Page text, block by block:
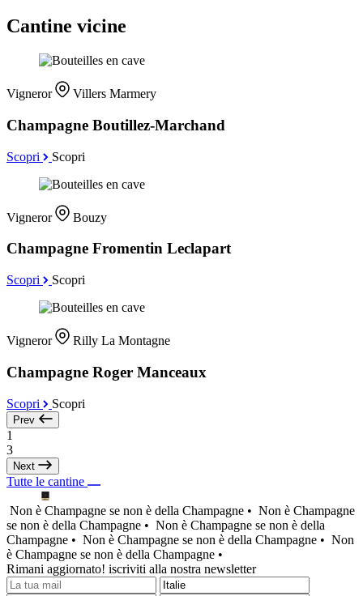
Cantine vicine
Vigneror Villers Marmery
Champagne Boutillez-Marchand
Scopri Scopri
Vigneror Bouzy
Champagne Fromentin Leclapart
Scopri Scopri
Vigneror Rilly La Montagne
Champagne Roger Manceaux
Scopri Scopri
Prev
1
3
Next
Tutte le cantine
Non è Champagne se non è della Champagne • Non è Champagne
se non è della Champagne • Non è Champagne se non è della
Champagne • Non è Champagne se non è della Champagne • Non
è Champagne se non è della Champagne •
Rimani aggiornato! iscriviti alla nostra newsletter